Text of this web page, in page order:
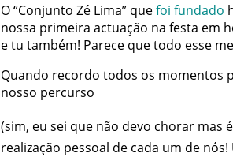
O“Conjunto Zé Lima” quefoi fundado
nossa primeira actuação na festa em
etu também! Parece quetodo esse
Quando recordo todos os momentos
nosso percurso
(sim, eu sei que não devo chorar mas é
realização pessoal de cada um de nós!